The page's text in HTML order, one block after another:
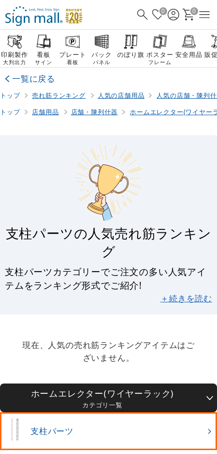
0 0
印刷製作
大判出力
看板
サイン
プレート
看板
バック
パネル
のぼり旗 ポスター
フレーム
安全用品 販
一覧に戻る
トップ 売れ筋ランキング 人気の店舗用品
人気の店舗・陳列
トップ
店舗用品 店舗・陳列什器 ホームエレクター(ワイヤー
支柱パーツの人気売れ筋ランキン
グ
支柱パーツカテゴリーでご注文の多い人気アイ
テムをランキング形式でご紹介!
＋続きを読む
現在、人気の売れ筋ランキングアイテムはご
ざいません。
ホームエレクター(ワイヤーラック)
カテゴリ一覧
支柱パーツ